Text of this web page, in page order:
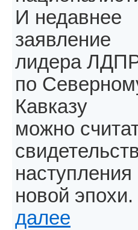
И недавнее
заявление
лидера
по
Кавказу
можно
наступления
новой эпохи.
далее